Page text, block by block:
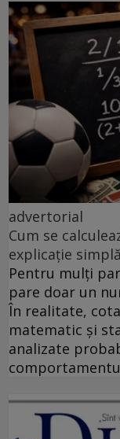
advertorial
Cum se
explicație
Pentru mulți
pare doar un
În realitate,
matematic și
analizate